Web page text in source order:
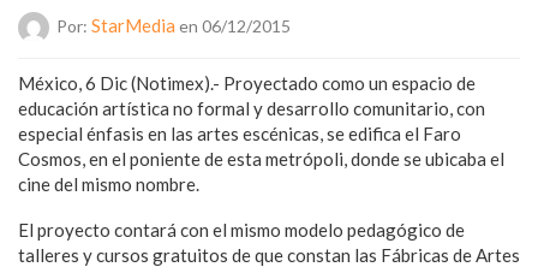
Por: StarMedia en 06/12/2015
México, 6 Dic (Notimex).- Proyectado como un espacio de
educación artística no formal y desarrollo comunitario, con
especial énfasis en las artes escénicas, se edifica el Faro
Cosmos, en el poniente de esta metrópoli, donde se ubicaba el
cine del mismo nombre.
El proyecto contará con el mismo modelo pedagógico de
talleres y cursos gratuitos de que constan las Fábricas de Artes